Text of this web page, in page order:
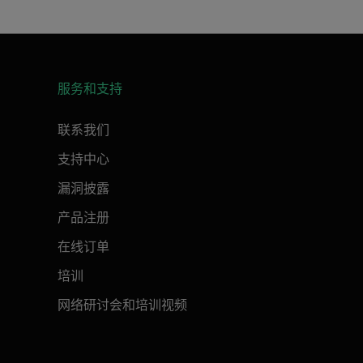
服务和支持
联系我们
支持中心
漏洞披露
产品注册
在线订单
培训
网络研讨会和培训视频